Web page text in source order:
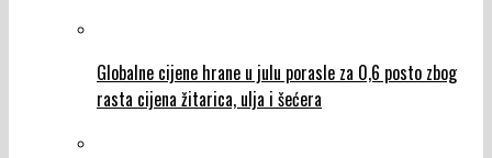
Globalne cijene hrane u julu porasle za 0,6 posto zbog
rasta cijena žitarica, ulja i šećera